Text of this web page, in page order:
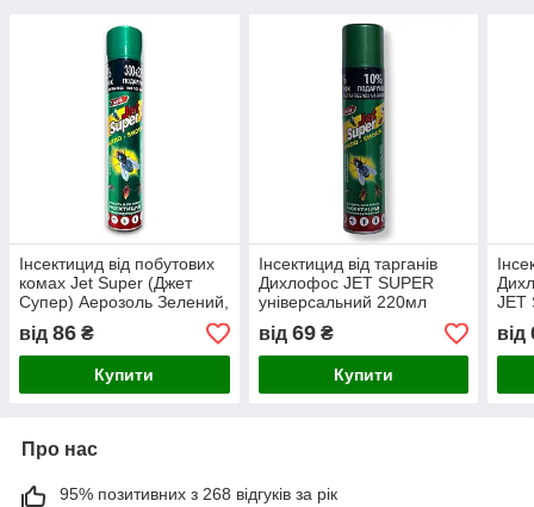
Інсектицид від побутових
комах Jet Super (Джет
Супер) Аерозоль Зелений,
400 мл
від 86 ₴
Купити
Інсектицид від тарганів
Дихлофос JET SUPER
універсальний 220мл
зелений (48)
від 69₴
Купити
JET
від
Про нас
95% позитивних з 268 відгуків за рік